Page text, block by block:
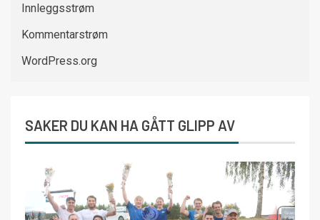
Innleggsstrøm
Kommentarstrøm
WordPress.org
SAKER DU KAN HA GÅTT GLIPP AV